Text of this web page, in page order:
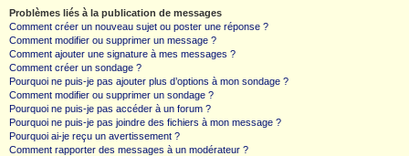
Problèmes liés à la publication de messages
Comment créer un nouveau sujet ou poster une réponse ?
Comment modifier ou supprimer un message ?
Comment ajouter une signature à mes messages ?
Comment créer un sondage ?
Pourquoi ne puis-je pas ajouter plus d’options à mon sondage ?
Comment modifier ou supprimer un sondage ?
Pourquoi ne puis-je pas accéder à un forum ?
Pourquoi ne puis-je pas joindre des fichiers à mon message ?
Pourquoi ai-je reçu un avertissement ?
Comment rapporter des messages à un modérateur ?